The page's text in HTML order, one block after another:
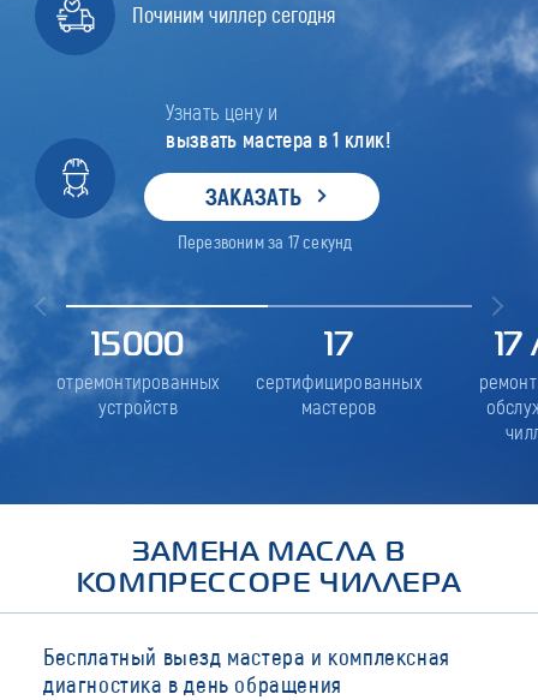
Починим чиллер сегодня
Узнать цену и
вызвать мастера в 1 клик!
ЗАКАЗАТЬ
Перезвоним за 17секунд
15000
отремонтированных
устройств
17
сертифицированных
мастеров
17
ЗАМЕНА МАСЛА В
КОМПРЕССОРЕ ЧИЛЛЕРА
Бесплатный выезд мастера и комплексная
диагностика в день обращения